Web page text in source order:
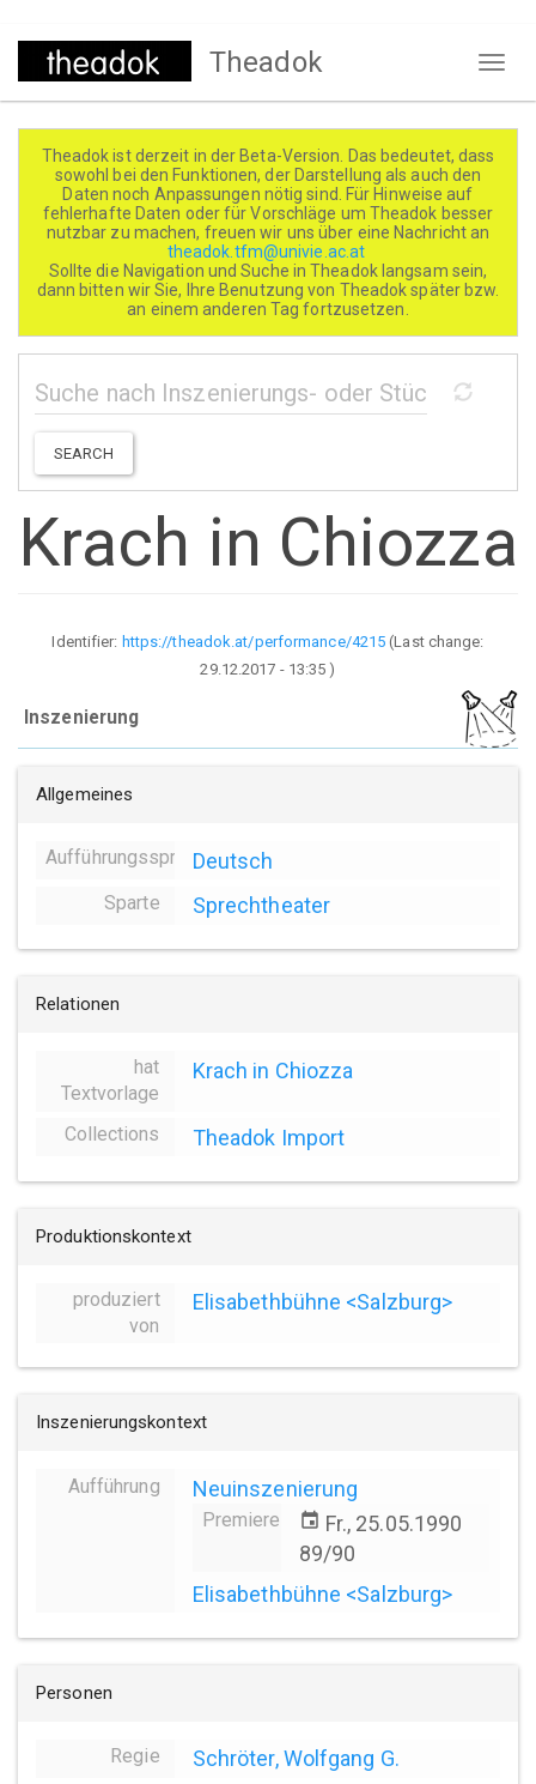
Direkt
Theadok
Theadok ist derzeit in der Beta-Version. Das bedeutet, dass
sowohl bei den Funktionen, der Darstellung als auch den
Daten noch Anpassungen nötig sind. Für Hinweise auf
fehlerhafte Daten oder für Vorschläge um Theadok besser
nutzbar zu machen, freuen wir uns über eine Nachricht an
theadok.tfm@univie.ac.at
Sollte die Navigation und Suche in Theadok langsam sein,
dann bitten wir Sie, Ihre Benutzung von Theadok später bzw.
an einem anderen Tag fortzusetzen.
SEARCH
Krach in Chiozza
Identifier: https://theadok.at/performance/4215 (Last change:
29.12.2017 - 13:35 )
Inszenierung
Allgemeines
AufführungsspracheDeutsch
Sparte Sprechtheater
Relationen
hat
Textvorlage
Krach in Chiozza
Collections Theadok Import
Produktionskontext
produziert
von
Elisabethbühne <Salzburg>
Inszenierungskontext
Aufführung Neuinszenierung
Premiere event Fr., 25.05.1990
89/90
Elisabethbühne <Salzburg>
Personen
Regie Schröter, Wolfgang G.